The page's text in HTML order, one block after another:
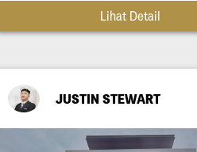
Lihat Detail
JUSTIN STEWART